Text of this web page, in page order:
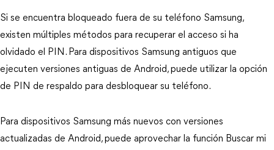
Si se encuentra bloqueado fuera de su teléfono Samsung,
existen múltiples métodos para recuperar el acceso si ha
olvidado el PIN. Para dispositivos Samsung antiguos que
ejecuten versiones antiguas de Android, puede utilizar la opción
de PIN de respaldo para desbloquear su teléfono.
Para dispositivos Samsung más nuevos con versiones
actualizadas de Android, puede aprovechar la función Buscar mi